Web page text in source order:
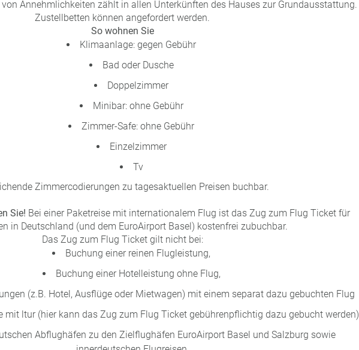
von Annehmlichkeiten zählt in allen Unterkünften des Hauses zur Grundausstattung.
Zustellbetten können angefordert werden.
So wohnen Sie
Klimaanlage: gegen Gebühr
Bad oder Dusche
Doppelzimmer
Minibar: ohne Gebühr
Zimmer-Safe: ohne Gebühr
Einzelzimmer
Tv
Zimmercodierungen zu tagesaktuellen Preisen buchbar.
Sie! Bei einer Paketreise mit internationalem Flug ist das Zug zum Flug Ticket für
in Deutschland (und dem EuroAirport Basel) kostenfrei zubuchbar.
Das Zug zum Flug Ticket gilt nicht bei:
Buchung einer reinen Flugleistung,
Buchung einer Hotelleistung ohne Flug,
(z.B. Hotel, Ausflüge oder Mietwagen) mit einem separat dazu gebuchten Flug
mit ltur (hier kann das Zug zum Flug Ticket gebührenpflichtig dazu gebucht werden)
Abflughäfen zu den Zielflughäfen EuroAirport Basel und Salzburg sowie